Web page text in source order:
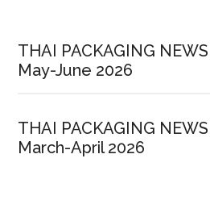
THAI PACKAGING
May-June 2026
THAI PACKAGING
March-April 2026